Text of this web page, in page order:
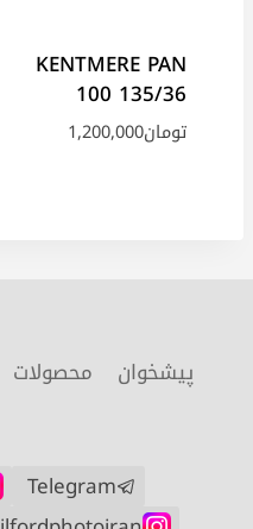
KENTMERE PAN
100 135/36
تومان1,200,000
پیشخوان محصولات
Telegram